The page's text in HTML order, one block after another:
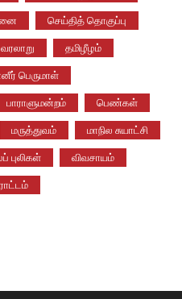
செய்தித் தொகுப்பு
தமிழீழம்
பெருமாள்
பாராளுமன்றம் பெண்கள்
மருத்துவம் மாநில சுயாட்சி
புலிகள் விவசாயம்